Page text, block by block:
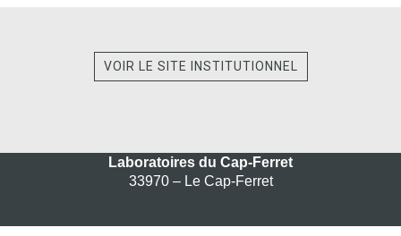
VOIR LE SITE INSTITUTIONNEL
Laboratoires du Cap-Ferret
33970 – Le Cap-Ferret